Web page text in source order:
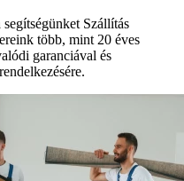
Szállítás
több, mint 20 éves
garanciával és